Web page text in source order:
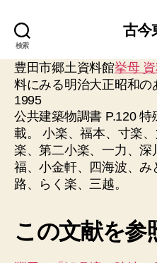
検索
古今
豊田市郷土資料館挙母
料にみる明治大正昭和
1995
公共建築物調書 P.120
載。 小楽、福本、寸楽
楽、第二小楽、一力、
福、小金軒、四海波、
路、らく楽、三越。
この文献を参